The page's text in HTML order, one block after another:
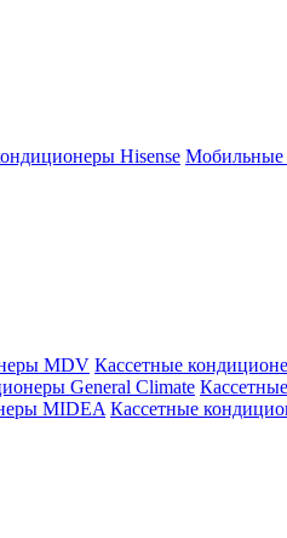
Hisense Мобильные
MDV Кассетные
General Climate
MIDEA Кассетные